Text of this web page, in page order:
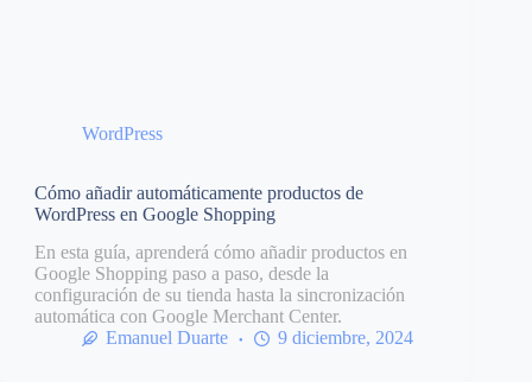
WordPress
Cómo añadir automáticamente productos de
WordPress en Google Shopping
En esta guía, aprenderá cómo añadir productos en
Google Shopping paso a paso, desde la
configuración de su tienda hasta la sincronización
automática con Google Merchant Center.
Emanuel Duarte
9 diciembre, 2024